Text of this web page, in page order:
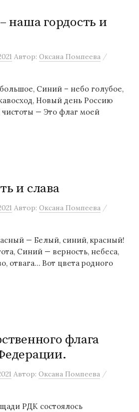
наша гордость и
Автор: Оксана Помпеева /
Синий – небо голубое,
Новый день Россию
— Это флаг моей
и слава
Автор: Оксана Помпеева /
— Белый, синий, красный!
Синий — верность, небеса,
отвага… Вот цвета родного
флага
Автор: Оксана Помпеева /
РДК состоялось